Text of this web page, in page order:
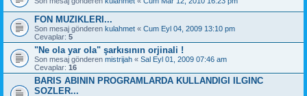
FON MUZIKLERI...
Son mesaj gönderen kulahmet « Cum Eyl 04, 2009 13:10 pm
Cevaplar: 5
"Ne ola yar ola" şarkısının orjinali !
Son mesaj gönderen mistrijah « Sal Eyl 01, 2009 07:46 am
Cevaplar: 16
BARIS ABININ PROGRAMLARDA KULLANDIGI ILGINC
SOZLER...